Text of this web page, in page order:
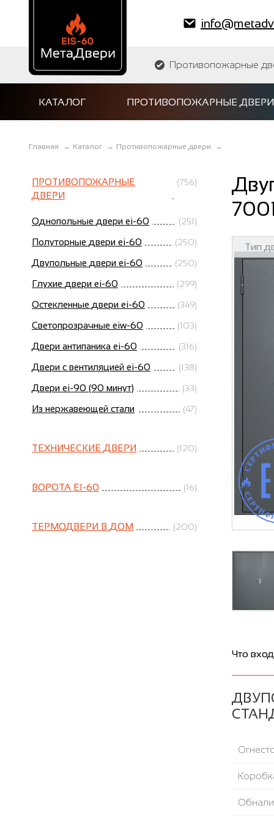
Противопожарные
КАТАЛОГ ПРОТИВОПОЖАРНЫЕ ДВЕРИ
Главная → Каталог → Противопожарные двери →
ПРОТИВОПОЖАРНЫЕ
ДВЕРИ
(756)
Однопольные двери ei-60 (251)
Полуторные двери ei-60 (250)
Двупольные двери ei-60 (250)
Глухие двери ei-60 (299)
Остекленные двери ei-60 (349)
Светопрозрачные eiw-60 (103)
Двери антипаника ei-60 (316)
Двери с вентиляцией ei-60 (138)
Двери ei-90 (90 минут) (33)
Из нержавеющей стали (47)
ТЕХНИЧЕСКИЕ ДВЕРИ (120)
ВОРОТА EI-60 (16)
ТЕРМОДВЕРИ В ДОМ (200)
7001
Тип
Что